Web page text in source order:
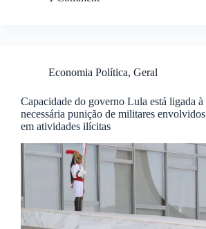
Economia Política, Geral
Capacidade do governo Lula está ligada à
necessária punição de militares envolvidos
em atividades ilícitas